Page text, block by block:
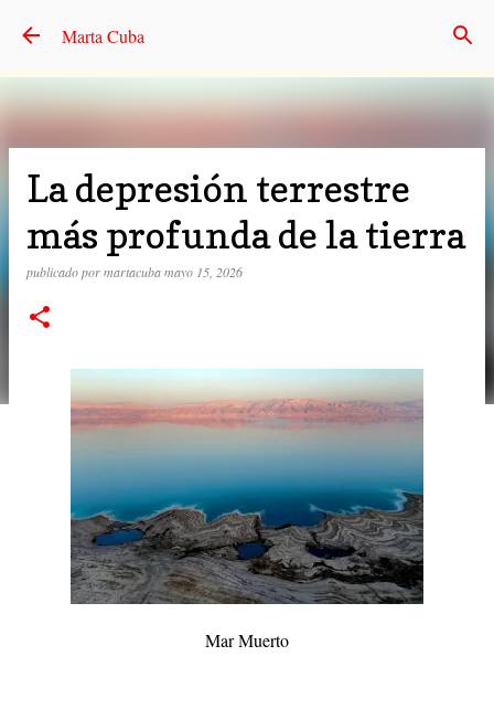
Marta Cuba
La depresión terrestre
más profunda de la tierra
publicado pormartacubamayo 15, 2026
Mar Muerto